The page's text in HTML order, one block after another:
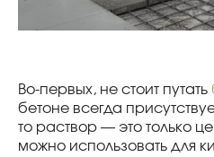
Во-первых, не стоит путать
бетоне всегда
то раствор — это только
можно использовать для